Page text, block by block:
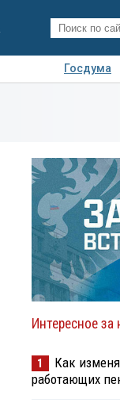
Госдума
Интересное
1
Как
работающих